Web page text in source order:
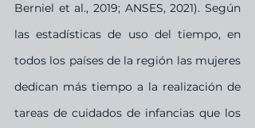
Berniel et al., 2019; ANSES, 2021). Según
las estadísticas de uso del tiempo, en
todos los países de la región las mujeres
dedican más tiempo a la realización de
tareas de cuidados de infancias que los